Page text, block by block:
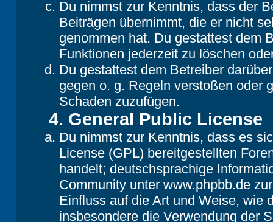
Du nimmst zur Kenntnis, dass der
Beiträgen übernimmt, die er nicht
genommen hat. Du gestattest dem
Funktionen jederzeit zu löschen
Du gestattest dem Betreiber
gegen o. g. Regeln verstoßen oder
Schaden zuzufügen.
4. General Public License
Du nimmst zur Kenntnis, dass es
License (GPL) bereitgestellten
handelt; deutschsprachige
Community unter www.phpbb.de
Einfluss auf die Art und Weise, wie
insbesondere die Verwendung der